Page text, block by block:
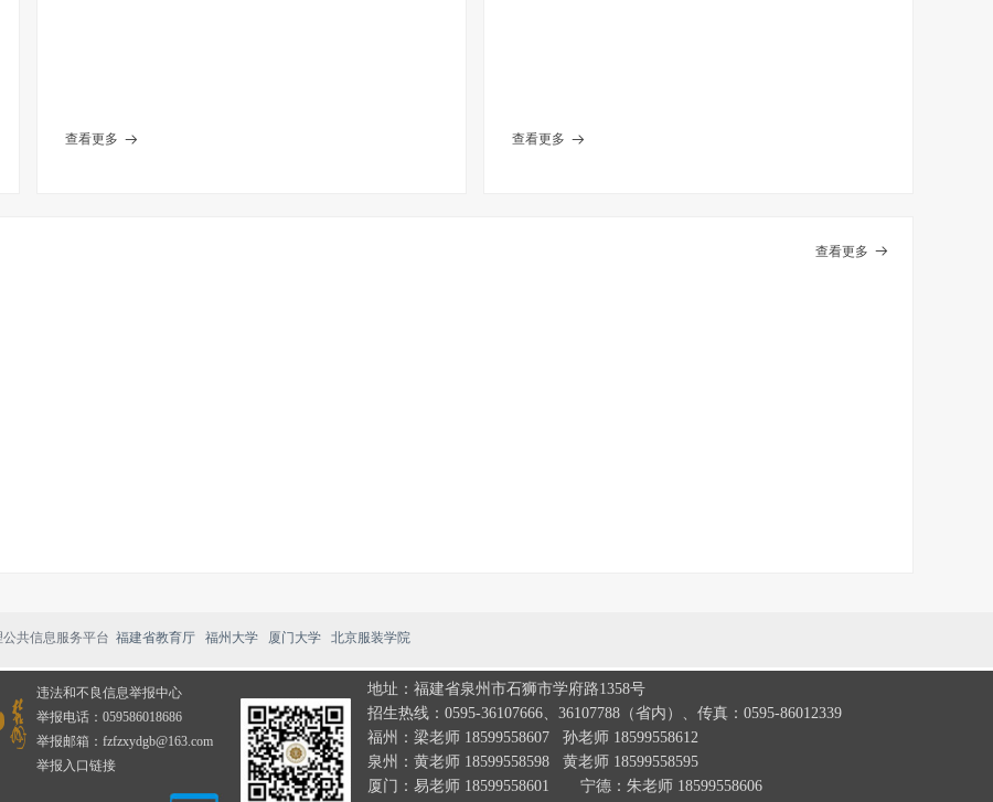
查看更多 뀠 查看更多 뀠
查看更多 뀠
地址：福建省泉州市石狮市学府路1358号
招生热线：0595-36107666、36107788（省内）、传真：0595-86012339
福州：梁老师 18599558607 孙老师 18599558612
泉州：黄老师 18599558598 黄老师 18599558595
厦门：易老师 18599558601 宁德：朱老师 18599558606
违法和不良信息举报中心
举报电话：059586018686
举报邮箱：fzfzxydgb@163.com
举报入口链接
共信息服务平台 福建省教育厅 福州大学 厦门大学 北京服装学院